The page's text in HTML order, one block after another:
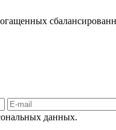
данных.